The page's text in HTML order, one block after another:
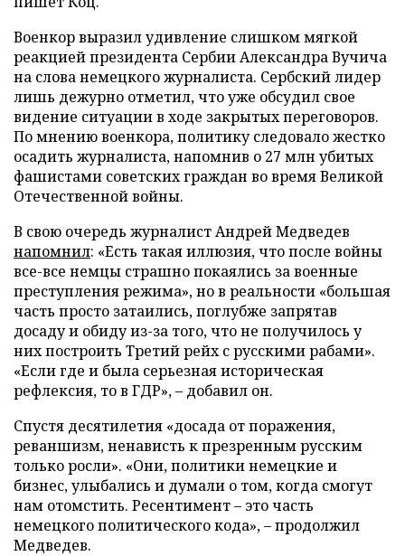
Военкор выразил удивление слишком мягкой
реакцией президента Сербии Александра Вучича
на слова немецкого журналиста. Сербский лидер
лишь дежурно отметил, что уже обсудил свое
видение ситуации в ходе закрытых переговоров.
По мнению военкора, политику следовало жестко
осадить журналиста, напомнив о 27 млн убитых
фашистами советских граждан во время Великой
Отечественной войны.
В свою очередь журналист Андрей Медведев
напомнил: «Есть такая иллюзия, что после войны
все-все немцы страшно покаялись за военные
преступления режима», но в реальности «большая
часть просто затаились, поглубже запрятав
досаду и обиду из-за того, что не получилось у
них построить Третий рейх с русскими рабами».
«Если где и была серьезная историческая
рефлексия, то в ГДР», – добавил он.
Спустя десятилетия «досада от поражения,
реваншизм, ненависть к презренным русским
только росли». «Они, политики немецкие и
бизнес, улыбались и думали о том, когда смогут
нам отомстить. Ресентимент – это часть
немецкого политического кода», – продолжил
Медведев.